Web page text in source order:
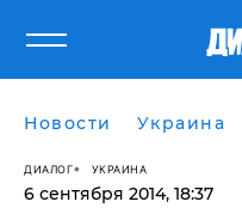
Новости Украина
ДИАЛОГ УКРАИНА
6 сентября 2014, 18:37